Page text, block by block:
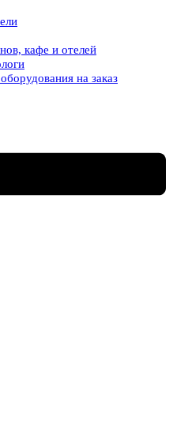
кафе и отелей
на заказ